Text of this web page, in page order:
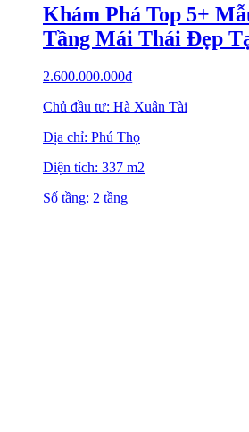
Khám Phá Top 5+
Tầng Mái Thái Đẹp
2.600.000.000₫
Chủ đầu tư: Hà Xuân Tài
Địa chỉ: Phú Thọ
Diện tích: 337 m2
Số tầng: 2 tầng